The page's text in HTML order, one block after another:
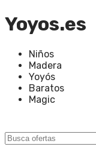
Yoyos.es
Niños
Madera
Yoyós
Baratos
Magic